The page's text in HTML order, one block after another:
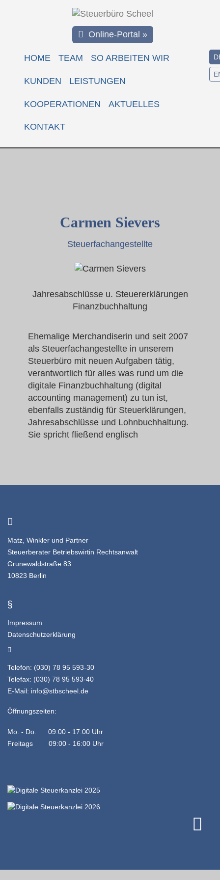
Online-Portal »
HOME TEAM SO ARBEITEN WIR
KUNDEN LEISTUNGEN
KOOPERATIONEN AKTUELLES
KONTAKT
Carmen Sievers
Steuerfachangestellte
Jahresabschlüsse u. Steuererklärungen
Finanzbuchhaltung
Ehemalige Merchandiserin und seit 2007
als Steuerfachangestellte in unserem
Steuerbüro mit neuen Aufgaben tätig,
verantwortlich für alles was rund um die
digitale Finanzbuchhaltung (digital
accounting management) zu tun ist,
ebenfalls zuständig für Steuerklärungen,
Jahresabschlüsse und Lohnbuchhaltung.
Sie spricht fließend englisch
Matz, Winkler und Partner
Steuerberater Betriebswirtin Rechtsanwalt
Grunewaldstraße 83
10823 Berlin
§
Impressum
Datenschutzerklärung
Telefon: (030) 78 95 593-30
Telefax: (030) 78 95 593-40
E-Mail: info@stbscheel.de
Öffnungszeiten:
Mo. - Do. 09:00 - 17:00 Uhr
Freitags 09:00 - 16:00 Uhr